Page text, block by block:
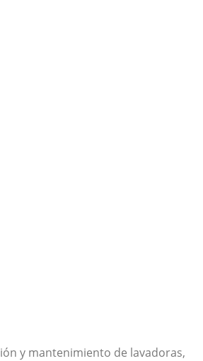
y mantenimiento de lavadoras,